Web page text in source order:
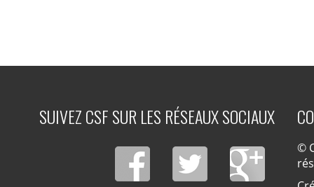
SUIVEZ CSF SUR LES RÉSEAUX SOCIAUX
©